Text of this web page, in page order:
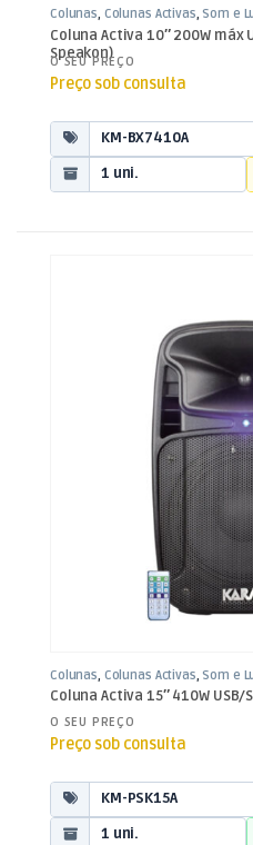
Colunas, Colunas Activas, Som e
Coluna Activa 10″ 200W máx
Speakon)
O SEU PREÇO
Preço sob consulta
KM-BX7410A
1 uni.
Colunas, Colunas Activas, Som e
Coluna Activa 15″ 410W USB/
O SEU PREÇO
Preço sob consulta
KM-PSK15A
1 uni.